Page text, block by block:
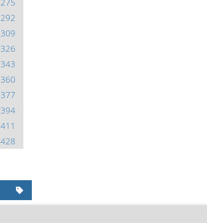
292
309
326
343
360
377
394
411
428